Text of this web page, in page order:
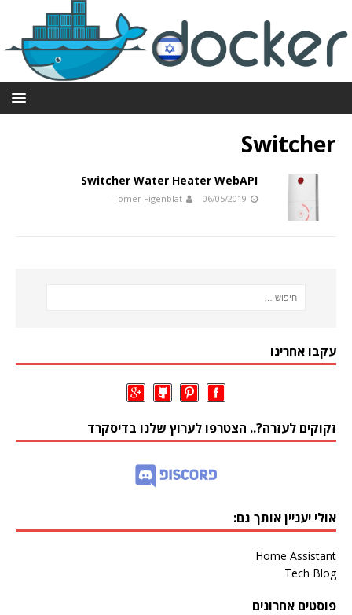
Switcher
Switcher Water Heater WebAPI
06/05/2019
Tomer Figenblat
עקבו אחרינו
זקוקים לעזרה?.. הצטרפו לערוץ שלנו בדיסקרד
אולי יעניין אותך גם:
Home Assistant
Tech Blog
פוסטים אחרונים